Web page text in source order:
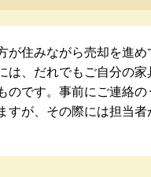
が住みながら売却を進め
は、だれでもご自分の
のです。事前にご連絡の
すが、その際には担当